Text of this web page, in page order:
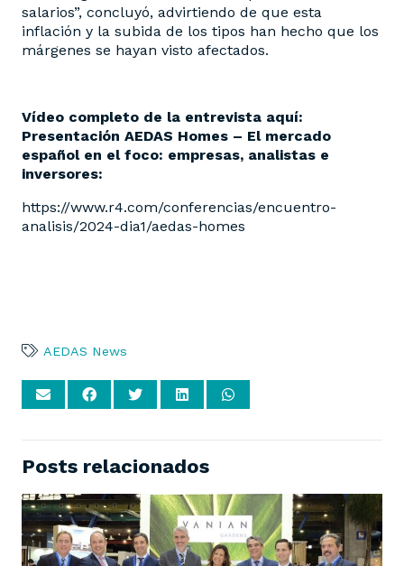
salarios”, concluyó, advirtiendo de que esta
inflación y la subida de los tipos han hecho que los
márgenes se hayan visto afectados.
Vídeo completo de la entrevista aquí:
Presentación AEDAS Homes – El mercado
español en el foco: empresas, analistas e
inversores:
https://www.r4.com/conferencias/encuentro-
analisis/2024-dia1/aedas-homes
AEDAS News
Posts relacionados